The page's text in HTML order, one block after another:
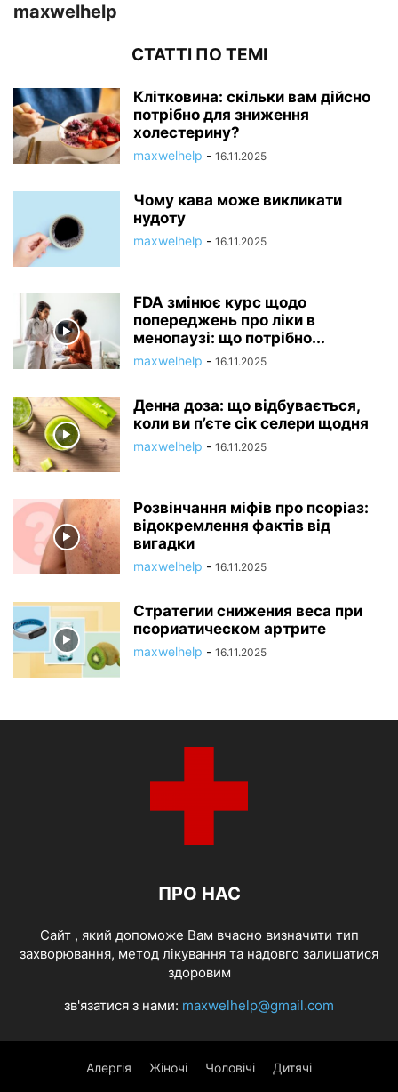
maxwelhelp
СТАТТІ ПО ТЕМІ
Клітковина: скільки вам дійсно
потрібно для зниження
холестерину?
maxwelhelp - 16.11.2025
Чому кава може викликати
нудоту
maxwelhelp - 16.11.2025
FDA змінює курс щодо
попереджень про ліки в
менопаузі: що потрібно...
maxwelhelp - 16.11.2025
Денна доза: що відбувається,
коли ви п’єте сік селери щодня
maxwelhelp - 16.11.2025
Розвінчання міфів про псоріаз:
відокремлення фактів від
вигадки
maxwelhelp - 16.11.2025
Стратегии снижения веса при
псориатическом артрите
maxwelhelp - 16.11.2025
ПРО НАС
Cайт , який допоможе Вам вчасно визначити тип
захворювання, метод лікування та надовго залишатися
здоровим
зв'язатися з нами: maxwelhelp@gmail.com
Алергія Жіночі Чоловічі Дитячі